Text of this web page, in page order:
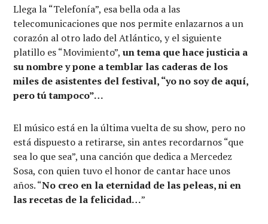
Llega la “Telefonía”, esa bella oda a las
telecomunicaciones que nos permite enlazarnos a un
corazón al otro lado del Atlántico, y el siguiente
platillo es “Movimiento”,un tema que hace justicia a
su nombre y pone a temblar las caderas de los
miles de asistentes del festival, “yo no soy de aquí,
pero tú tampoco”…
El músico está en la última vuelta de su show, pero no
está dispuesto a retirarse, sin antes recordarnos “que
sea lo que sea”, una canción que dedica a Mercedez
Sosa, con quien tuvo el honor de cantar hace unos
años. “No creo en la eternidad de las peleas, ni en
las recetas de la felicidad…”